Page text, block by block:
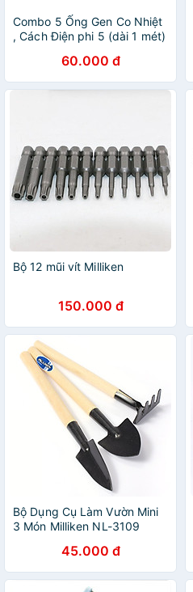
Combo 5 Ống Gen Co Nhiệt
, Cách Điện phi 5 (dài 1 mét)
60.000 đ
Bộ 12 mũi vít Milliken
150.000 đ
Bộ Dụng Cụ Làm Vườn Mini
3 Món Milliken NL-3109
45.000 đ